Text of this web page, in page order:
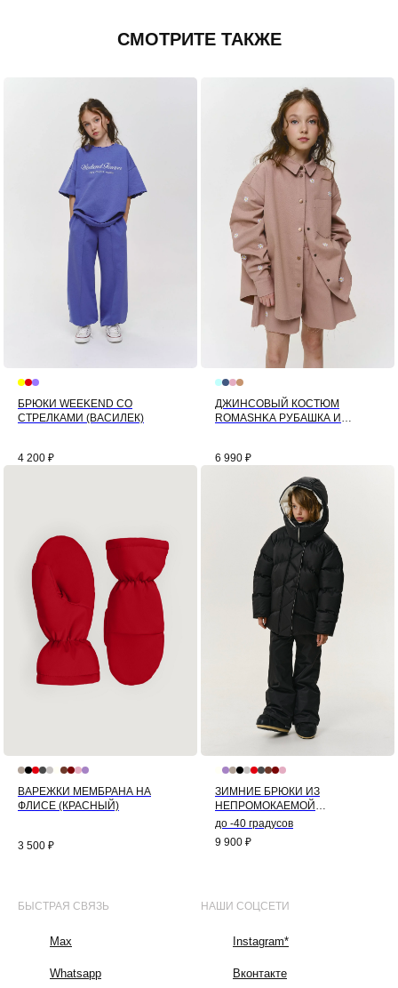
СМОТРИТЕ ТАКЖЕ
БРЮКИ WEEKEND СО
СТРЕЛКАМИ (ВАСИЛЕК)
4 200 ₽
ДЖИНСОВЫЙ КОСТЮМ
ROMASHKA РУБАШКА И
6 990 ₽
ВАРЕЖКИ МЕМБРАНА НА
ФЛИСЕ (КРАСНЫЙ)
3 500 ₽
ЗИМНИЕ БРЮКИ ИЗ
НЕПРОМОКАЕМОЙ
МЕМБРАНЫ (ЧЕРНЫЙ)
до -40 градусов
9 900 ₽
БЫСТРАЯ СВЯЗЬ
Max
Whatsapp
НАШИ СОЦСЕТИ
Instagram*
Вконтакте